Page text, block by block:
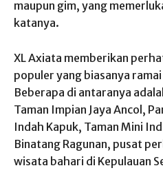
maupun gim, yang
katanya.
XL Axiata memberikan
populer yang biasanya
Beberapa di antaranya
Taman Impian Jaya Ancol,
Indah Kapuk, Taman Mini
Binatang Ragunan, pusat
wisata bahari di Kepulauan